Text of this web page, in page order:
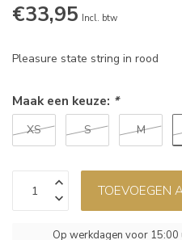
€33,95 Incl. btw
Pleasure state string in rood
Maak een keuze: *
XS S M
TOEVOEGEN
Op werkdagen voor